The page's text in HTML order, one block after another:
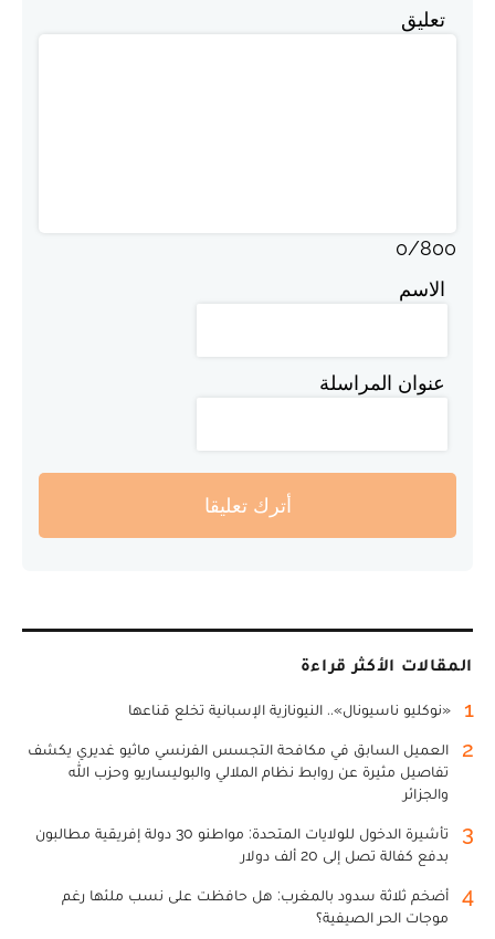
تعليق
0/800
الاسم
عنوان المراسلة
أترك تعليقا
المقالات الأكثر قراءة
1 «نوكليو ناسيونال».. النيونازية الإسبانية تخلع قناعها
2
العميل السابق في مكافحة التجسس الفرنسي ماثيو غديري يكشف
تفاصيل مثيرة عن روابط نظام الملالي والبوليساريو وحزب الله
والجزائر
3
تأشيرة الدخول للولايات المتحدة: مواطنو 30 دولة إفريقية مطالبون
بدفع كفالة تصل إلى 20 ألف دولار
4
أضخم ثلاثة سدود بالمغرب: هل حافظت على نسب ملئها رغم
موجات الحر الصيفية؟